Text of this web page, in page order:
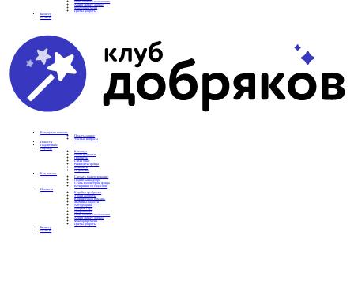
Няни особого назначения
Акция «Букет добра»
Фактор времени
Цветы доброты
Бизнесу
Отчеты
Вам нужна помощь
Подать заявку
Частые вопросы
Новости
Подопечные
О фонде
Команда
Наши ценности
Партнеры
СМИ о нас
Реквизиты фонда
Контакты
Отделения
Как помочь
Сделать пожертвование
Подписка на добро
Стать волонтером фонда
Вечеринки со смыслом
Проекты
Коробка храбрости
Уроки Доброты
Юридическая помощь
Мамины радости
Автодобряки
Добрый торт
Добропробег
Няни особого назначения
Акция «Букет добра»
Фактор времени
Цветы доброты
Бизнесу
Отчеты